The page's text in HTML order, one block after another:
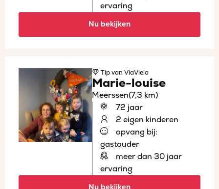
ervaring
Nu bekijken
Tipvan ViaViela
Marie-louise
Meerssen(7,3 km)
72 jaar
2 eigen kinderen
opvang bij:
gastouder
meer dan 30 jaar
ervaring
Nu bekijken